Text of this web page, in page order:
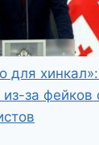
для
за фейков